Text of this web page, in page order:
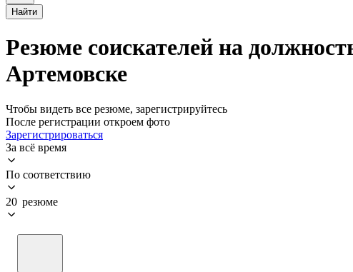
Найти
Резюме соискателей на
Артемовске
Чтобы видеть все резюме, зарегистрируйтесь
После регистрации откроем фото
Зарегистрироваться
За всё время
По соответствию
20 резюме